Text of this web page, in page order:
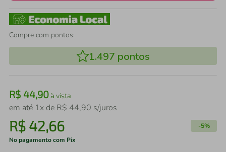
Compre com pontos:
1.497 pontos
R$ 44,90à vista
em até 1x de R$ 44,90 s/juros
R$ 42,66 -5%
No pagamento com Pix